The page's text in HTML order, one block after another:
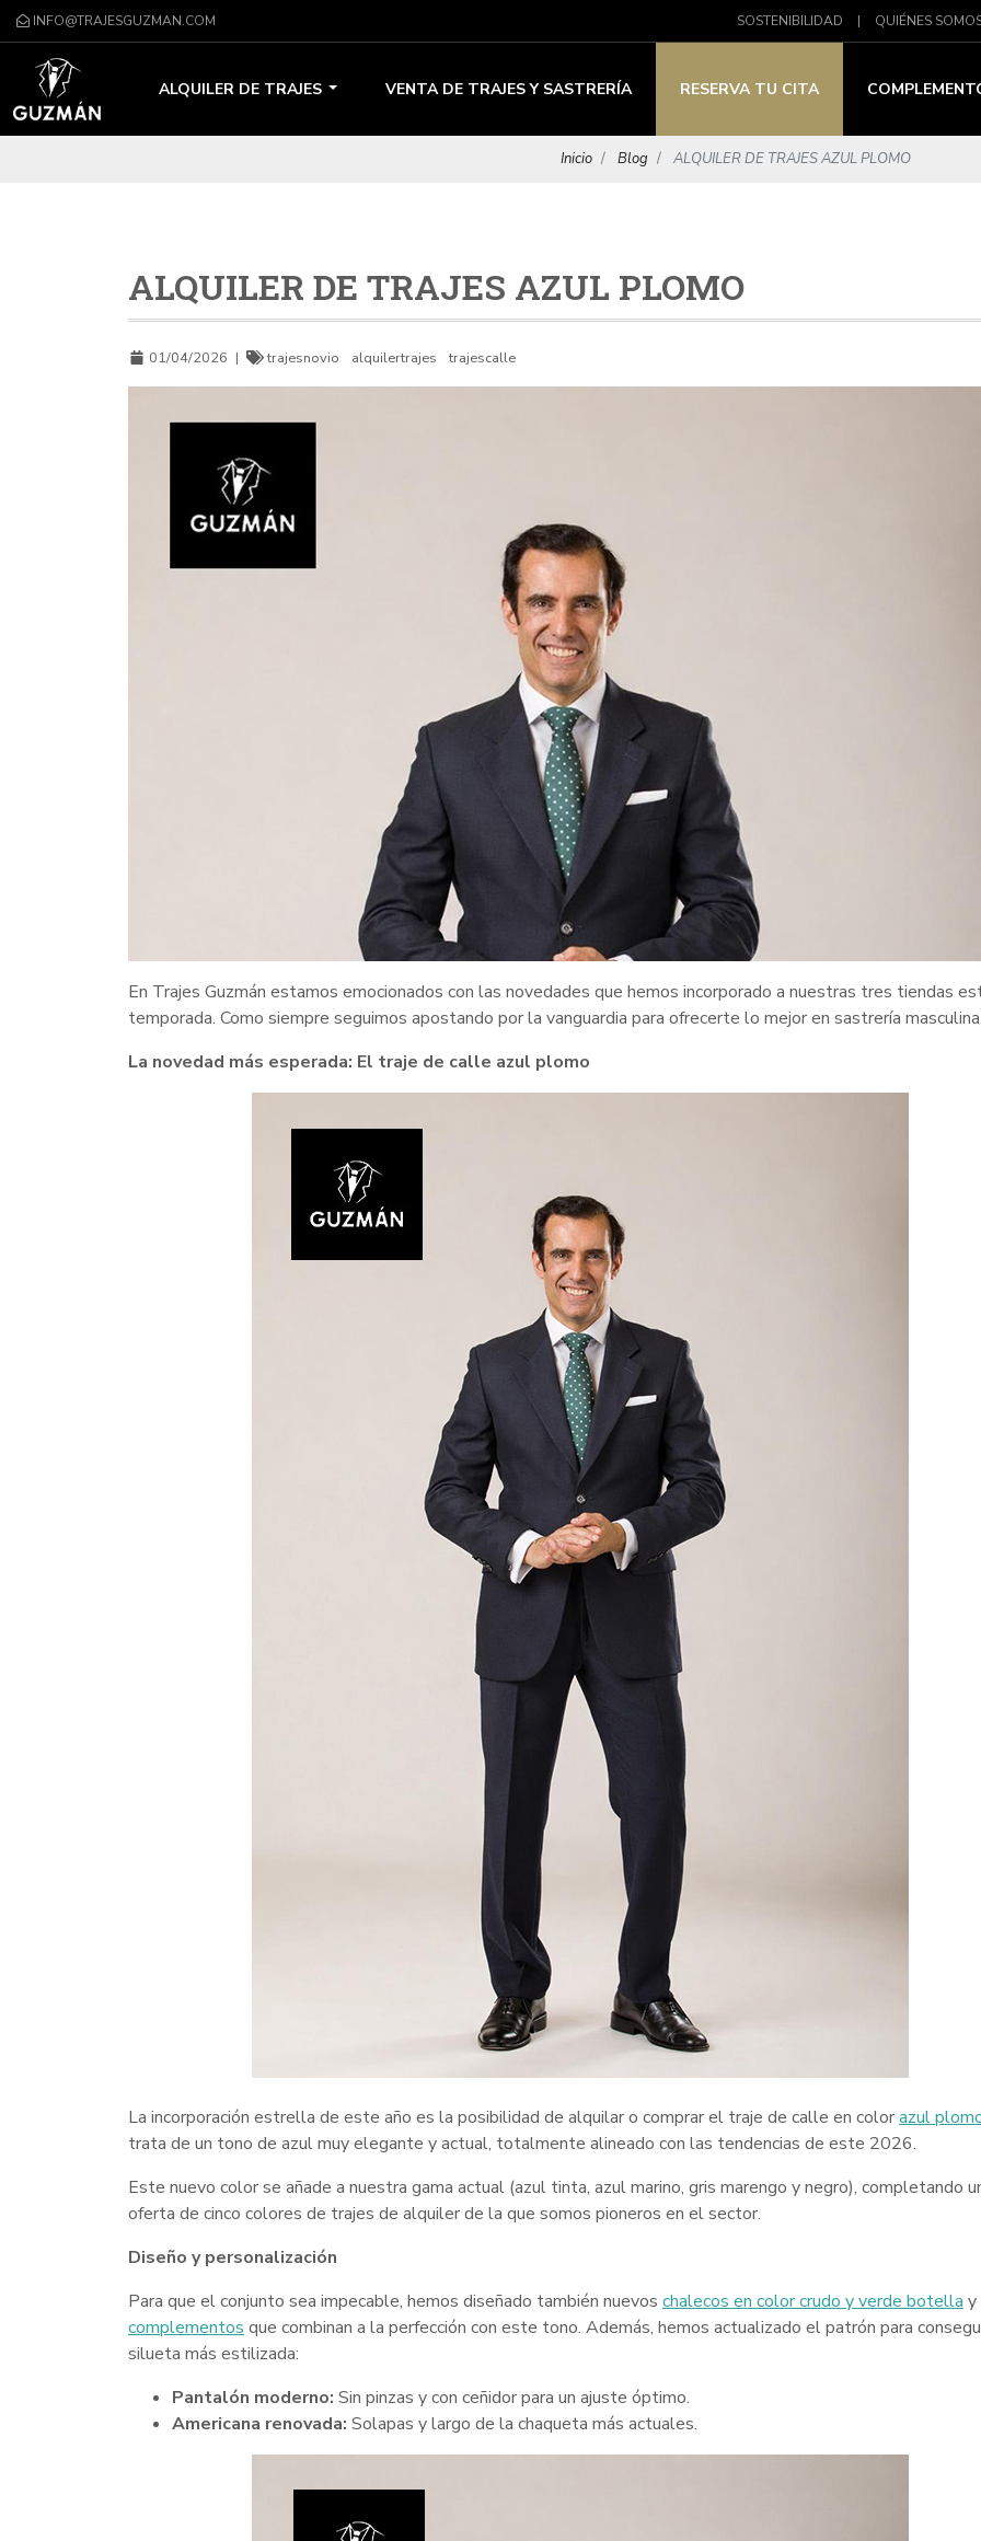
INFO@TRAJESGUZMAN.COM SOSTENIBILIDAD | QUIÉNES
ALQUILER DE TRAJES VENTA DE TRAJES Y SASTRERÍA RESERVA TU CITA
Inicio Blog ALQUILER DE TRAJES AZUL PLOMO
ALQUILER DE TRAJES AZUL PLOMO
01/04/2026 | trajesnovio alquilertrajes trajescalle
En Trajes Guzmán estamos emocionados con las novedades que hemos incorporado a nuestras tres tiendas
temporada. Como siempre seguimos apostando por la vanguardia para ofrecerte lo mejor en sastrería
La novedad más esperada: El traje de calle azul plomo
La incorporación estrella de este año es la posibilidad de alquilar o comprar el traje de calle en colorazul
trata de un tono de azul muy elegante y actual, totalmente alineado con las tendencias de este 2026.
Este nuevo color se añade a nuestra gama actual (azul tinta, azul marino, gris marengo y negro), completando
oferta de cinco colores de trajes de alquiler de la que somos pioneros en el sector.
Diseño y personalización
Para que el conjunto sea impecable, hemos diseñado también nuevos chalecos en color crudo y verde botella y
complementos que combinan a la perfección con este tono. Además, hemos actualizado el patrón para
silueta más estilizada:
Pantalón moderno: Sin pinzas y con ceñidor para un ajuste óptimo.
Americana renovada: Solapas y largo de la chaqueta más actuales.